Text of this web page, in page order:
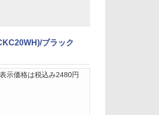
ブラック
表示価格は税込み2480円